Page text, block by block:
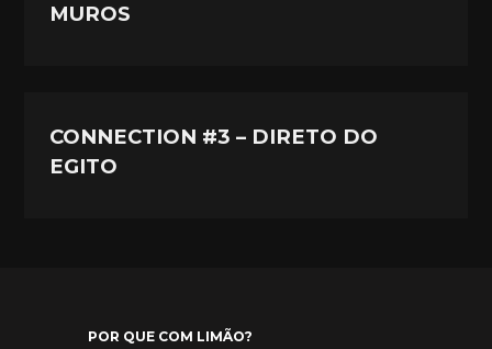
MUROS
CONNECTION #3 – DIRETO DO
EGITO
POR QUE COM LIMÃO?